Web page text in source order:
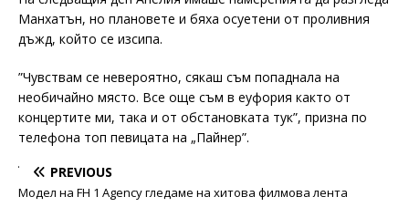
Манхатън, но плановете и бяха осуетени от проливния
дъжд, който се изсипа.
”Чувствам се невероятно, сякаш съм попаднала на
необичайно място. Все още съм в еуфория както от
концертите ми, така и от обстановката тук”, призна по
телефона топ певицата на „Пайнер”.
PREVIOUS
Модел на FH 1 Agency гледаме на хитова филмова лента